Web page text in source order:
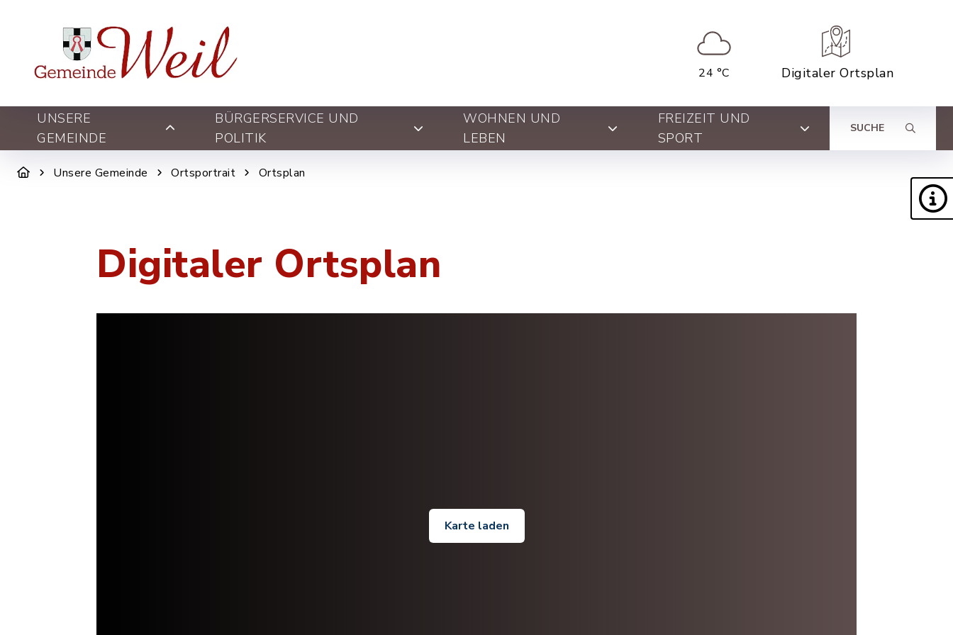
24 °C Digitaler Ortsplan
UNSERE
GEMEINDE
BÜRGERSERVICE UND
POLITIK
WOHNEN UND
LEBEN
FREIZEIT UND
SPORT
SUCHE
Unsere Gemeinde Ortsportrait Ortsplan
Digitaler Ortsplan
Karte laden